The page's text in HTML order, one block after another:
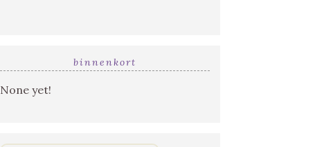
binnenkort
None yet!